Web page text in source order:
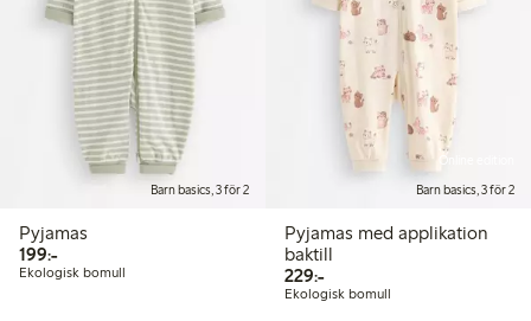
Barn basics, 3 för 2
Pyjamas
199:-199,00 kr
Ekologisk bomull
Barn basics, 3 för 2
Pyjamas med applikation
baktill
229:-229,00 kr
Ekologisk bomull